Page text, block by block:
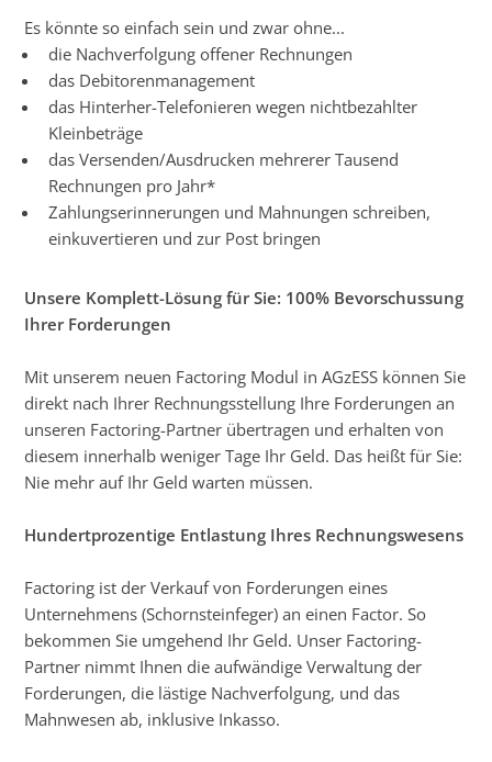
Es könnte so einfach sein und zwar ohne...
die Nachverfolgung offener Rechnungen
das Debitorenmanagement
das Hinterher-Telefonieren wegen nichtbezahlter
Kleinbeträge
das Versenden/Ausdrucken mehrerer Tausend
Rechnungen pro Jahr*
Zahlungserinnerungen und Mahnungen schreiben,
einkuvertieren und zur Post bringen
Unsere Komplett-Lösung für Sie: 100% Bevorschussung
Ihrer Forderungen
Mit unserem neuen Factoring Modul in AGzESS können Sie
direkt nach Ihrer Rechnungsstellung Ihre Forderungen an
unseren Factoring-Partner übertragen und erhalten von
diesem innerhalb weniger Tage Ihr Geld. Das heißt für Sie:
Nie mehr auf Ihr Geld warten müssen.
Hundertprozentige Entlastung Ihres Rechnungswesens
Factoring ist der Verkauf von Forderungen eines
Unternehmens (Schornsteinfeger) an einen Factor. So
bekommen Sie umgehend Ihr Geld. Unser Factoring-
Partner nimmt Ihnen die aufwändige Verwaltung der
Forderungen, die lästige Nachverfolgung, und das
Mahnwesen ab, inklusive Inkasso.